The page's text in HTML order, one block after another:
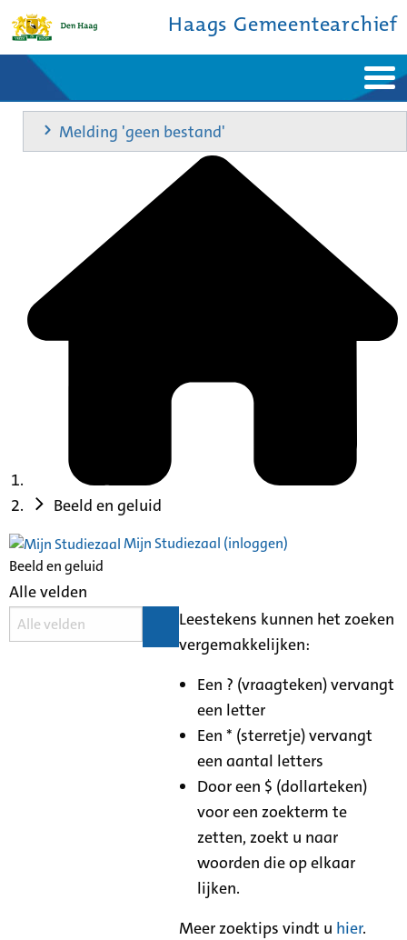
Haags Gemeentearchief
Home
Nieuws
Ontdek de stad
De studiezaal
Bronnen en collecties
Melding 'geen bestand'
Beeld en geluid
Mijn Studiezaal (inloggen)
Beeld en geluid
Alle velden
Leestekens kunnen het zoeken
vergemakkelijken:
Een ? (vraagteken) vervangt
een letter
Een * (sterretje) vervangt
een aantal letters
Door een $ (dollarteken)
voor een zoekterm te
zetten, zoekt u naar
woorden die op elkaar
lijken.
Meer zoektips vindt u hier.